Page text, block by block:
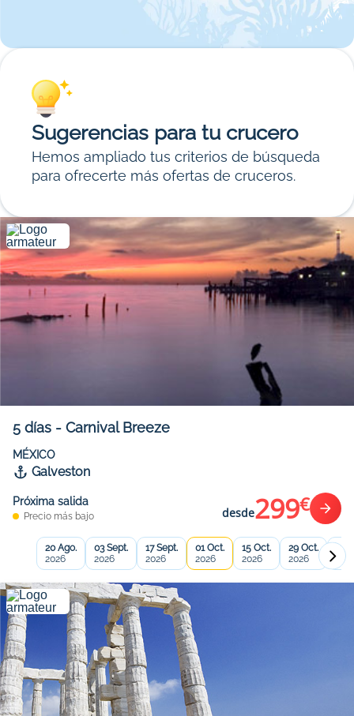
Sugerencias para tu crucero
Hemos ampliado tus criterios de búsqueda
para ofrecerte más ofertas de cruceros.
5 días - Carnival Breeze
MÉXICO
Galveston
Próxima salida
Precio más bajo desde299€
20 Ago.
2026
03 Sept.
2026
17 Sept.
2026
01 Oct.
2026
15 Oct.
2026
29 Oct.
2026
12